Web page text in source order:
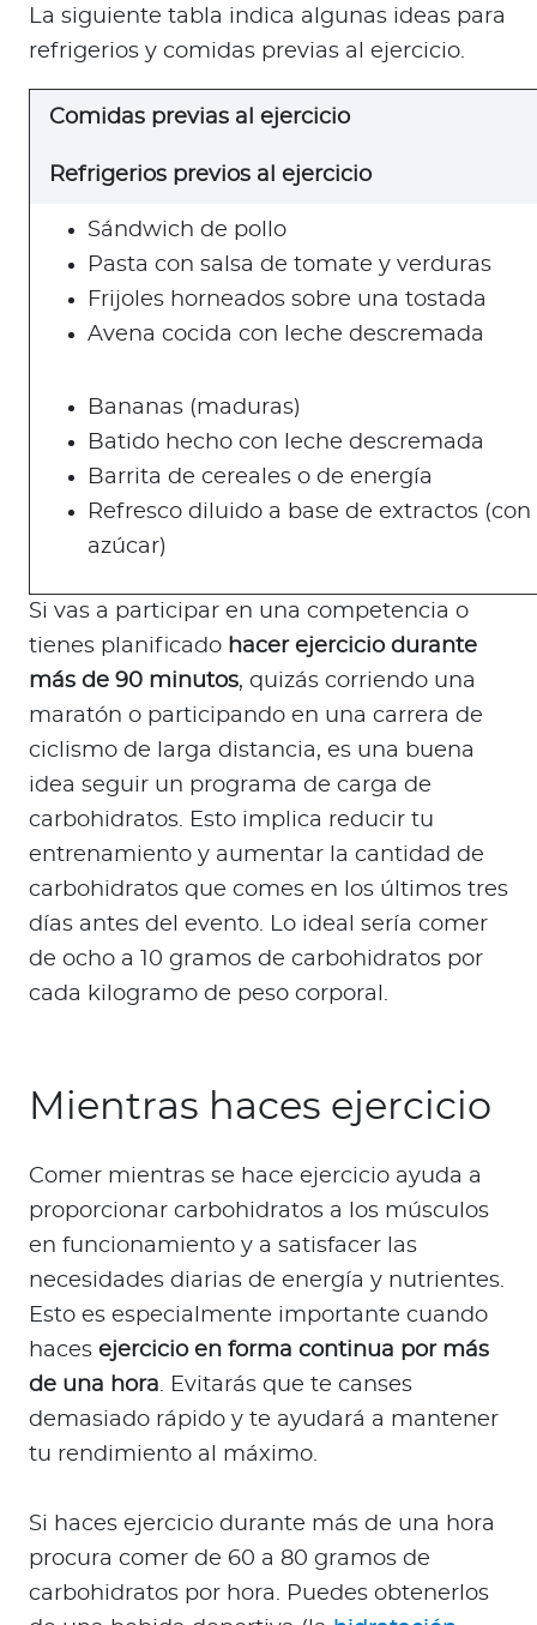
La siguiente tabla indica algunas ideas para
refrigerios y comidas previas al ejercicio.
Comidas previas al ejercicio
Refrigerios previos al ejercicio
Sándwich de pollo
Pasta con salsa de tomate y verduras
Frijoles horneados sobre una tostada
Avena cocida con leche descremada
Bananas (maduras)
Batido hecho con leche descremada
Barrita de cereales o de energía
Refresco diluido a base de extractos (con
azúcar)
Si vas a participar en una competencia o
tienes planificado hacer ejercicio durante
más de 90 minutos, quizás corriendo una
maratón o participando en una carrera de
ciclismo de larga distancia, es una buena
idea seguir un programa de carga de
carbohidratos. Esto implica reducir tu
entrenamiento y aumentar la cantidad de
carbohidratos que comes en los últimos tres
días antes del evento. Lo ideal sería comer
de ocho a 10 gramos de carbohidratos por
cada kilogramo de peso corporal.
Mientras haces ejercicio
Comer mientras se hace ejercicio ayuda a
proporcionar carbohidratos a los músculos
en funcionamiento y a satisfacer las
necesidades diarias de energía y nutrientes.
Esto es especialmente importante cuando
haces ejercicio en forma continua por más
de una hora. Evitarás que te canses
demasiado rápido y te ayudará a mantener
tu rendimiento al máximo.
Si haces ejercicio durante más de una hora
procura comer de 60 a 80 gramos de
carbohidratos por hora. Puedes obtenerlos